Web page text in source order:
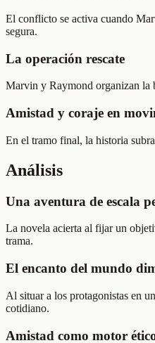
El conflicto se activa cuando
segura.
La operación rescate
Marvin y Raymond organizan la
Amistad y coraje en
En el tramo final, la historia
Análisis
Una aventura de escala
La novela acierta al fijar un
trama.
El encanto del mundo
Al situar a los protagonistas en
cotidiano.
Amistad como motor